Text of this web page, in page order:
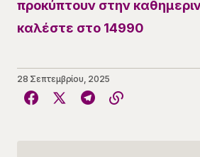
προκύπτουν στην
καλέστε στο 14990
28 Σεπτεμβρίου, 2025